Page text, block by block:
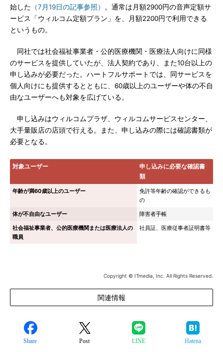
始した （7月19日の記事参照）
。通常は月額2900円の音声定額サ
ービス「ウィルコム定額プラン」を、月額2200円で利用できる
というもの。
同社では社会福祉事業者・公的医療機関・医療法人向けに同様
のサービスを提供していたが、法人契約であり、また10台以上の
申し込みが必要だった。ハートフルサポートでは、同サービスを
個人向けにも提供するとともに、60歳以上のユーザーや体の不自
由なユーザーへも対象を広げている。
申し込みはウィルコムプラザ、ウィルコムサービスセンター、
大手量販店の店頭で行える。また、申し込みの際には確認書類が
必要となる。
対象ユーザー
申し込みに必要な確認書
類
年齢が満60歳以上のユーザー
免許等年齢の確認ができるも
の
体が不自由なユーザー
障害者手帳
社会福祉事業者、公的医療機関または医療法人の
職員
社員証、医療従事者証明書等
Copyright © ITmedia, Inc. All Rights Reserved.
関連情報
Share Post LINE Hatena